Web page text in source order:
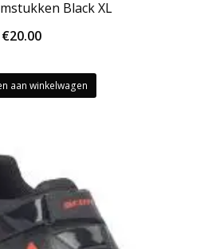
Black XL
€20.00
aan winkelwagen